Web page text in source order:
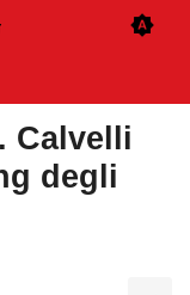
Calvelli
degli